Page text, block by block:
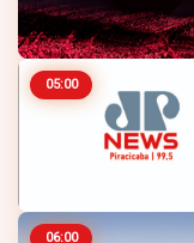
05:00
06:00